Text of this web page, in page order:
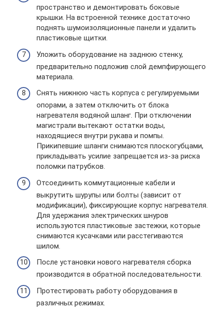
пространство и демонтировать боковые
крышки. На встроенной технике достаточно
поднять шумоизоляционные панели и удалить
пластиковые щитки.
Уложить оборудование на заднюю стенку,
предварительно подложив слой демпфирующего
материала.
Снять нижнюю часть корпуса с регулируемыми
опорами, а затем отключить от блока
нагревателя водяной шланг. При отключении
магистрали вытекают остатки воды,
находящиеся внутри рукава и помпы.
Прикипевшие шланги снимаются плоскогубцами,
прикладывать усилие запрещается из-за риска
поломки патрубков.
Отсоединить коммутационные кабели и
выкрутить шурупы или болты (зависит от
модификации), фиксирующие корпус нагревателя.
Для удержания электрических шнуров
используются пластиковые застежки, которые
снимаются кусачками или расстегиваются
шилом.
После установки нового нагревателя сборка
производится в обратной последовательности.
Протестировать работу оборудования в
различных режимах.